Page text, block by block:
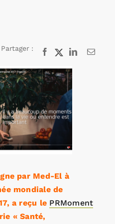
Partager : Facebook
X LinkedInEmail
par Med-El à
mondiale de
a reçu le PRMoment
« Santé,